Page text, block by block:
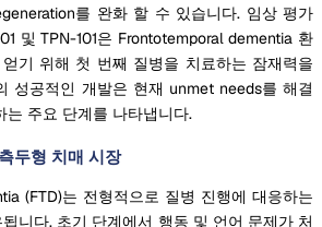
를 완화 할 수 있습니다. 임상 평가
및 TPN-101은 Frontotemporal dementia 환
기 위해 첫 번째 질병을 치료하는 잠재력을
성공적인 개발은 현재 unmet needs를 해결
는 주요 단계를 나타냅니다.
두형 치매 시장
(FTD)는 전형적으로 질병 진행에 대응하는
니다. 초기 단계에서 행동 및 언어 문제가 처